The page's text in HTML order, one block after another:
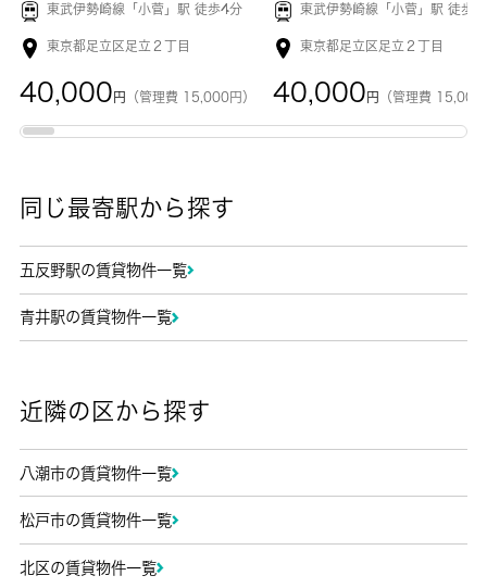
東武伊勢崎線「 小菅」駅 徒歩4分
東京都足立区足立２丁目
40,000 円 （管理費 15,000円）
東武伊勢崎線「 小菅 」駅 徒歩5
東京都足立区足立２丁目
40,000 円 （管理費 15,000
同じ最寄駅から探す
五反野駅の賃貸物件一覧
青井駅の賃貸物件一覧
近隣の区から探す
八潮市の賃貸物件一覧
松戸市の賃貸物件一覧
北区の賃貸物件一覧